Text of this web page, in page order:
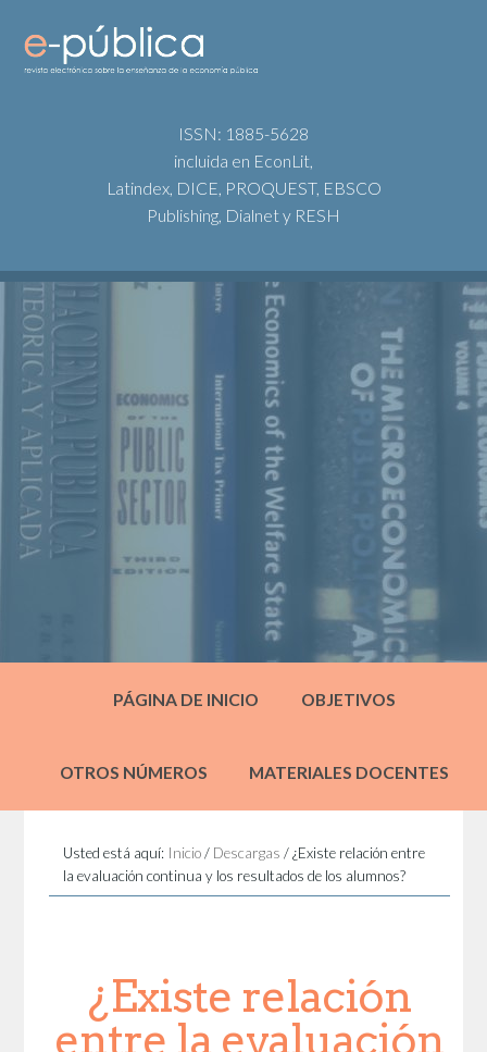
ISSN: 1885-5628
incluida en EconLit,
Latindex, DICE, PROQUEST, EBSCO
Publishing, Dialnet y RESH
PÁGINA DE INICIO OBJETIVOS
OTROS NÚMEROS MATERIALES DOCENTES
Usted está aquí: Inicio / Descargas /¿Existe relación entre
la evaluación continua y los resultados de los alumnos?
¿Existe relación
entre la evaluación